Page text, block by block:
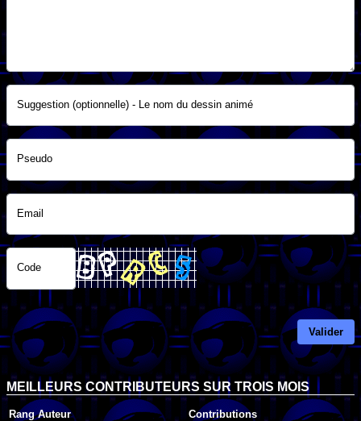
Suggestion (optionnelle) - Le nom du dessin animé
Pseudo
Email
Code
Valider
MEILLEURS CONTRIBUTEURS SUR TROIS MOIS
Rang Auteur
Contributions